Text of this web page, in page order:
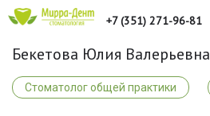
+7 (351) 271-96-81
Бекетова Юлия Валерьевна
Стоматолог общей практики